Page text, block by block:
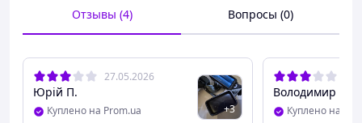
комплекте) (для лучшей работы фонаря в нашем
магазине есть аккумуляторы большой емкости по
хорошей цене)
Отзывы (4) Вопросы (0)
27.05.2026
Юрій П.
Куплено на Prom.ua +3
Володимир Г.
Куплено на